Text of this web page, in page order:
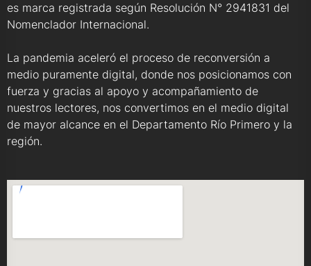
es marca registrada según Resolución N° 2941831 del
Nomenclador Internacional.
La pandemia aceleró el proceso de reconversión a
medio puramente digital, donde nos posicionamos con
fuerza y gracias al apoyo y acompañamiento de
nuestros lectores, nos convertimos en el medio digital
de mayor alcance en el Departamento Río Primero y la
región.